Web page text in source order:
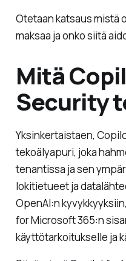
Otetaan katsaus mistä
maksaa ja onko siitä
Mitä
Security
Yksinkertaistaen,
tekoälyapuri, joka
tenantissa ja sen
lokitietueet ja
OpenAI:n
for Microsoft 365:n
käyttötarkoitukselle ja